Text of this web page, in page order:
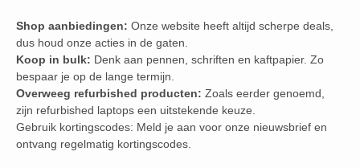
Shop aanbiedingen: Onze website heeft altijd scherpe deals,
dus houd onze acties in de gaten.
Koop in bulk: Denk aan pennen, schriften en kaftpapier. Zo
bespaar je op de lange termijn.
Overweeg refurbished producten: Zoals eerder genoemd,
zijn refurbished laptops een uitstekende keuze.
Gebruik kortingscodes: Meld je aan voor onze nieuwsbrief en
ontvang regelmatig kortingscodes.